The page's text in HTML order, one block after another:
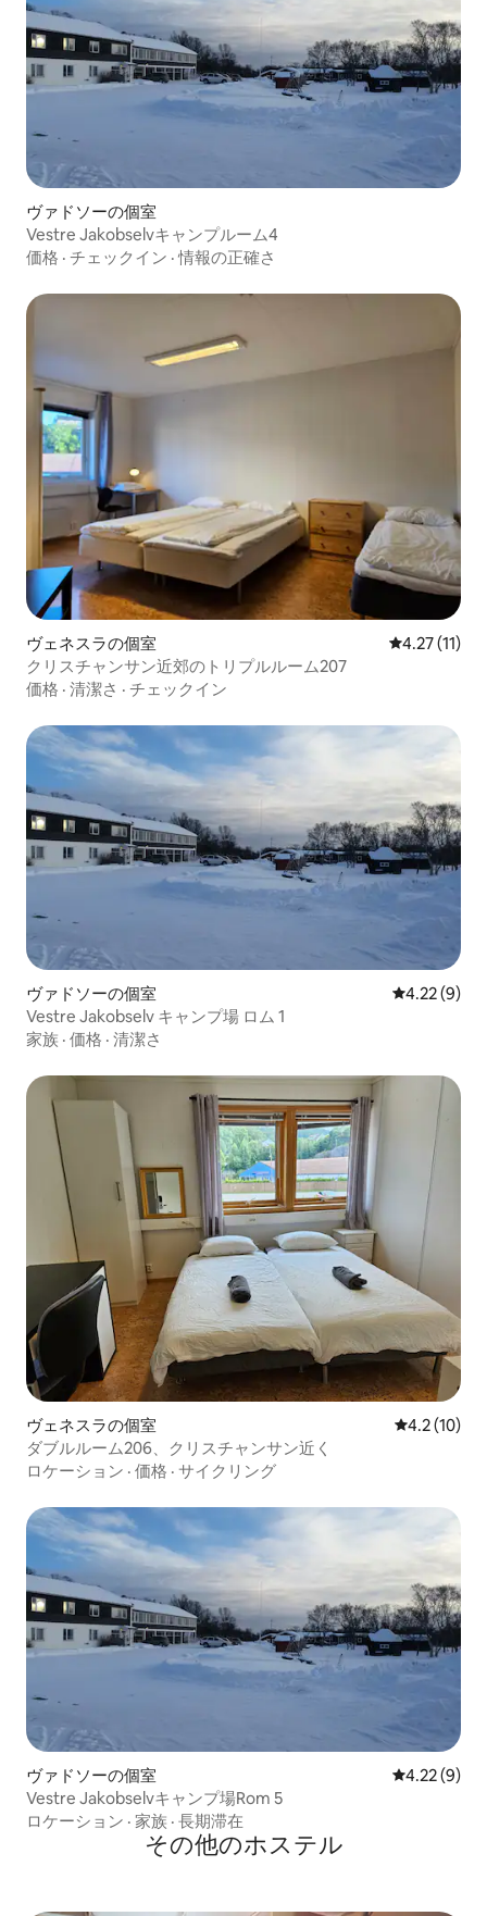
ヴァドソーの個室
Vestre Jakobselvキャンプルーム4
価格 · チェックイン ·情報の正確さ
ヴェネスラの個室 レビュー11
4.27 (11)
クリスチャンサン近郊のトリプルルーム207
価格 · 清潔さ · チェックイン
ヴァドソーの個室 レビュー9
4.22 (9)
Vestre Jakobselv キャンプ場 ロム 1
家族 · 価格 · 清潔さ
ヴェネスラの個室 レビュー10
4.2 (10)
ダブルルーム206、クリスチャンサン近く
ロケーション · 価格 · サイクリング
ヴァドソーの個室 レビュー9
4.22 (9)
Vestre Jakobselvキャンプ場Rom 5
ロケーション · 家族 · 長期滞在
その他のホステル